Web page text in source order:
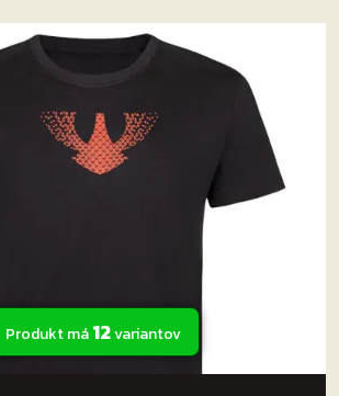
Možnosti
stránke
produktu.
Produkt má12variantov